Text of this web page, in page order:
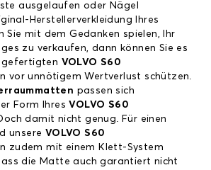
ausgelaufen oder Nägel
Herstellerverkleidung Ihres
Sie mit dem Gedanken spielen, Ihr
zu verkaufen, dann können Sie es
VOLVO S60
vor unnötigem Wertverlust schützen.
passen sich
Form IhresVOLVO S60
damit nicht genug. Für einen
unsere VOLVO S60
zudem mit einem Klett-System
die Matte auch garantiert nicht